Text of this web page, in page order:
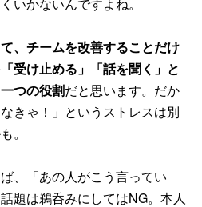
いかないんですよね。
、チームを改善することだけ
受け止める」「話を聞く」と
つの役割だと思います。だか
きゃ！」というストレスは別
。
、「あの人がこう言ってい
題は鵜呑みにしてはNG。本人